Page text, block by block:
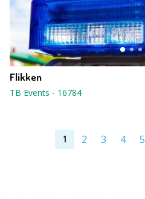
Flikken
TB Events - 16784
1 2 3 4 5